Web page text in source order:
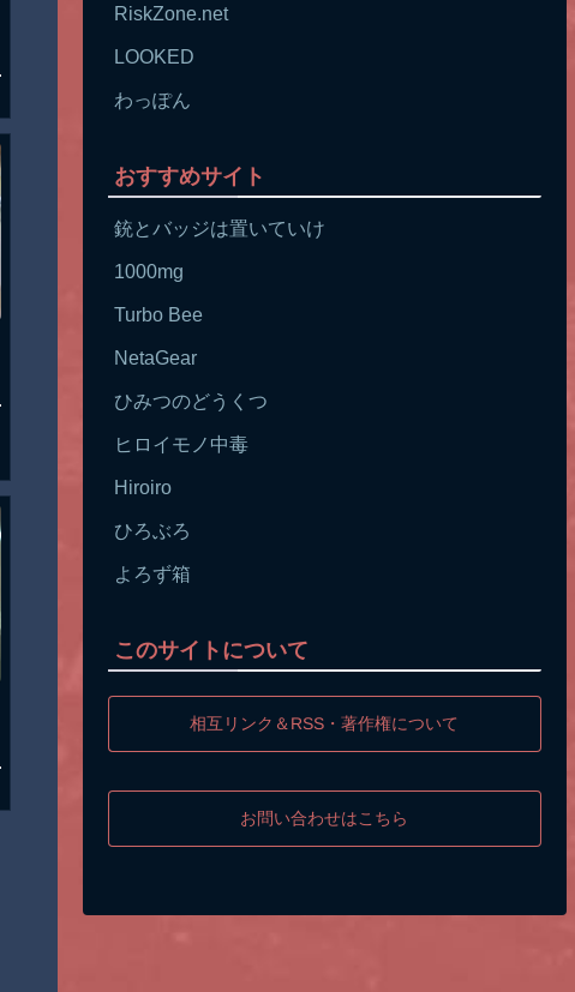
RiskZone.net
LOOKED
わっぽん
おすすめサイト
銃とバッジは置いていけ
1000mg
Turbo Bee
NetaGear
ひみつのどうくつ
ヒロイモノ中毒
Hiroiro
ひろぶろ
よろず箱
このサイトについて
相互リンク＆RSS・著作権について
お問い合わせはこちら